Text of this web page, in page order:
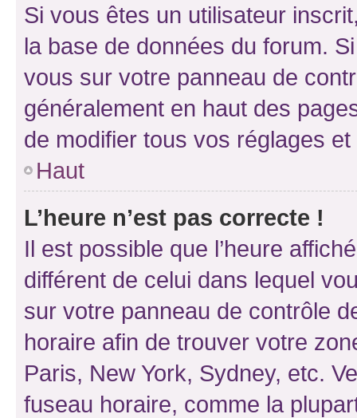
Si vous êtes un utilisateur
la base de données du forum.
vous sur votre panneau de
généralement en haut des
de modifier tous vos réglages
Haut
L’heure n’est pas correcte !
Il est possible que l’heure
différent de celui dans lequel
sur votre panneau de contrôle
horaire afin de trouver votre
Paris, New York, Sydney, etc.
fuseau horaire, comme la